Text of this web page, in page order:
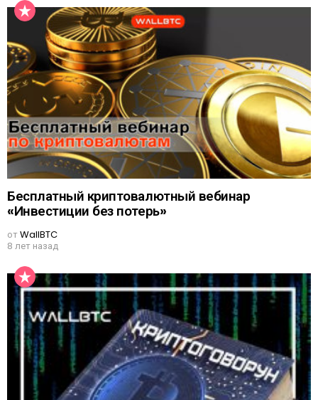
Бесплатный криптовалютный вебинар
«Инвестиции без потерь»
отWallBTC
8 лет назад